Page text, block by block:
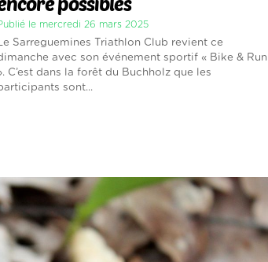
le mercredi 26 mars 2025
Sarreguemines Triathlon Club revient ce
avec son événement sportif « Bike & Run
C’est dans la forêt du Buchholz que les
sont...